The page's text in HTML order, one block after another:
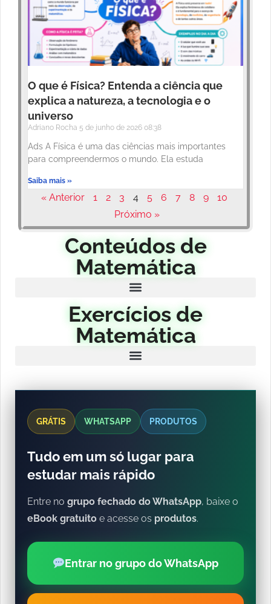
O que é Física? Entenda a ciência que
explica a natureza, a tecnologia e o
universo
Adriano Rocha 5 de junho de 2026 08:38
Ads A Física é uma das ciências mais importantes
para compreendermos o mundo. Ela estuda
Saiba mais »
« Anterior 1 2 3 4 5 6 7 8 9
10
Próximo »
Conteúdos de
Matemática
Exercícios de
Matemática
GRÁTIS WHATSAPP PRODUTOS
Tudo em um só lugar para
estudar mais rápido
Entre no grupo fechado do WhatsApp, baixe o
eBook gratuito e acesse os produtos.
Entrar no grupo do WhatsApp